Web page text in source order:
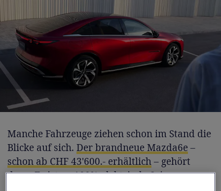
Manche Fahrzeuge ziehen schon im Stand die
Blicke auf sich. Der brandneue Mazda6e–
schon ab CHF 43'600.- erhältlich– gehört
dazu. Er ist zu 100% elektrisch. Seine